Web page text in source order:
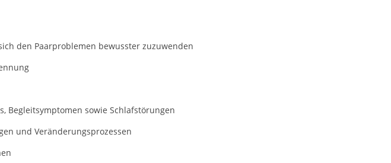
den Paarproblemen bewusster zuzuwenden
Begleitsymptomen sowie Schlafstörungen
und Veränderungsprozessen